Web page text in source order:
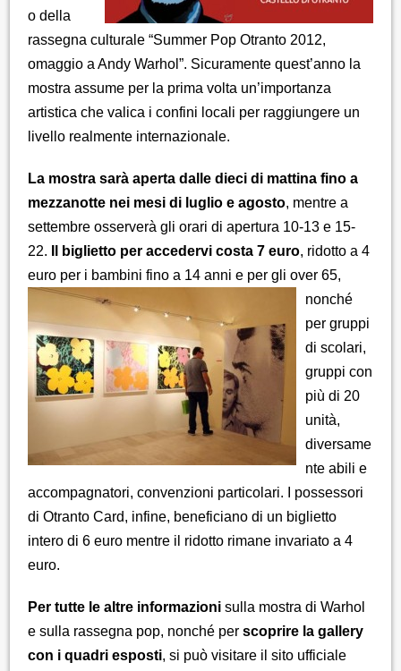
o della
rassegna culturale “Summer Pop Otranto 2012,
omaggio a Andy Warhol”. Sicuramente quest’anno la
mostra assume per la prima volta un’importanza
artistica che valica i confini locali per raggiungere un
livello realmente internazionale.
La mostra sarà aperta dalle dieci di mattina fino a
mezzanotte nei mesi di luglio e agosto, mentre a
settembre osserverà gli orari di apertura 10-13 e 15-
22.
Il biglietto per accedervi costa 7 euro, ridotto a 4
euro per i bambini fino a 14 anni e per gliover 65,
nonché
per gruppi
di scolari,
gruppi con
più di 20
unità,
diversame
nte abili e
accompagnatori, convenzioni particolari. I possessori
di Otranto Card, infine, beneficiano di un biglietto
intero di 6 euro mentre il ridotto rimane invariato a 4
euro.
Per tutte le altre informazioni sulla mostra di Warhol
e sulla rassegna pop, nonché perscoprire la gallery
con i quadri esposti, si può visitare il sito ufficiale